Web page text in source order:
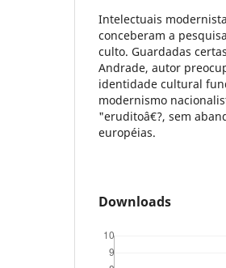
Intelectuais
conceberam a
culto. Guardadas
Andrade, autor
identidade cultural
modernismo
"eruditoâ€?, sem
européias.
Downloads